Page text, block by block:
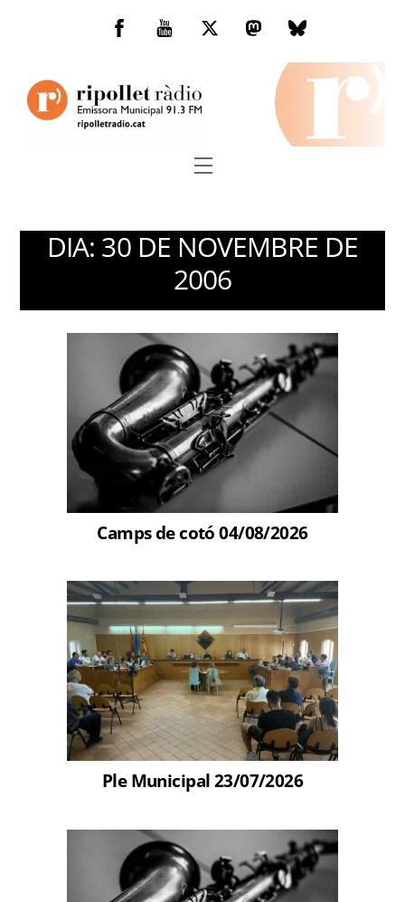
Facebook
You
TwitterMastodonBluesky
Menu
DIA: 30 DE NOVEMBRE DE
2006
Camps de cotó 04/08/2026
Ple Municipal 23/07/2026